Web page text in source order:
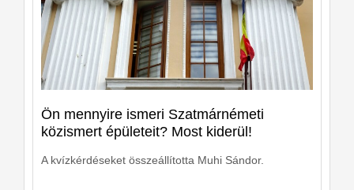
Ön mennyire ismeri Szatmárnémeti
közismert épületeit? Most kiderül!
A kvízkérdéseket összeállította Muhi Sándor.